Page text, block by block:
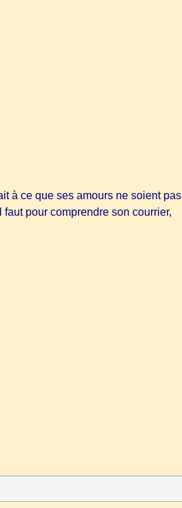
à ce que ses amours ne soient pas
pour comprendre son courrier,